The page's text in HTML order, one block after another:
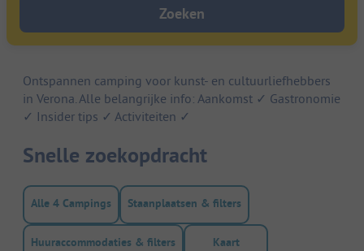
Zoeken
Ontspannen camping voor kunst- en cultuurliefhebbers
in Verona. Alle belangrijke info: Aankomst ✓ Gastronomie
✓ Insider tips ✓ Activiteiten ✓
Snelle zoekopdracht
Alle 4 Campings Staanplaatsen & filters
Huuraccommodaties & filters Kaart